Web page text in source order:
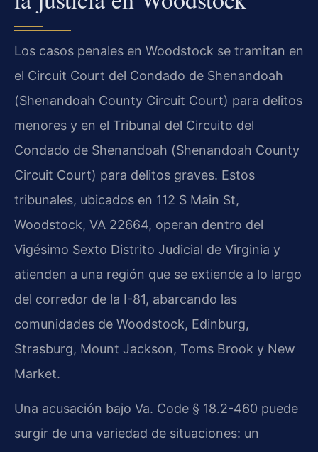
Los casos penales en Woodstock se tramitan en
el Circuit Court del Condado de Shenandoah
(Shenandoah County Circuit Court) para delitos
menores y en el Tribunal del Circuito del
Condado de Shenandoah (Shenandoah County
Circuit Court) para delitos graves. Estos
tribunales, ubicados en 112 S Main St,
Woodstock, VA 22664, operan dentro del
Vigésimo Sexto Distrito Judicial de Virginia y
atienden a una región que se extiende a lo largo
del corredor de la I-81, abarcando las
comunidades de Woodstock, Edinburg,
Strasburg, Mount Jackson, Toms Brook y New
Market.
Una acusación bajo Va. Code § 18.2-460 puede
surgir de una variedad de situaciones: un